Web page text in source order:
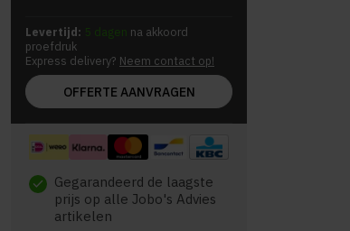
Levertijd: 5 dagen na akkoord
proefdruk
Express delivery? Neem contact op!
OFFERTE AANVRAGEN
check Gegarandeerd de laagste
prijs op alle Jobo's Advies
artikelen